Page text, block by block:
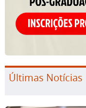
Últimas Notícias